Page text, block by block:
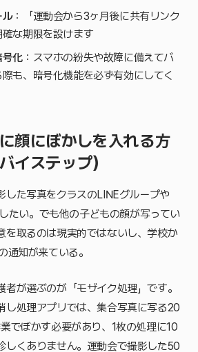
ル：「運動会から3ヶ月後に共有リンク
な期限を設けます
号化 ：スマホの紛失や故障に備えてバ
も、暗号化機能を必ず有効にしてく
顔にぼかしを入れる方
イステップ）
した写真をクラスのLINEグループや
たい。でも他の子どもの顔が写ってい
を取るのは現実的ではないし、学校か
通知が来ている。
者が選ぶのが「モザイク処理」です。
し処理アプリでは、集合写真に写る20
でぼかす必要があり、1枚の処理に10
しくありません。運動会で撮影した50